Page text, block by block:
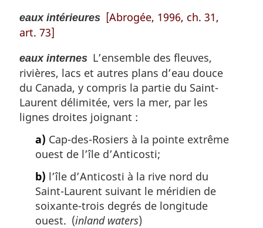
eaux intérieures [Abrogée, 1996, ch. 31,
art. 73]
eaux internes L’ensemble des fleuves,
rivières, lacs et autres plans d’eau douce
du Canada, y compris la partie du Saint-
Laurent délimitée, vers la mer, par les
lignes droites joignant :
a) Cap-des-Rosiers à la pointe extrême
ouest de l’île d’Anticosti;
b) l’île d’Anticosti à la rive nord du
Saint-Laurent suivant le méridien de
soixante-trois degrés de longitude
ouest. (inland waters)